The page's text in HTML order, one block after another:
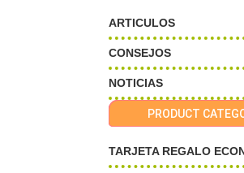
ARTICULOS
CONSEJOS
NOTICIAS
PRODUCT
TARJETA REGALO